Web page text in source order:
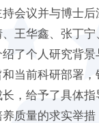
会议并与博士
王华鑫、张丁
了个人研究背
当前科研部署
，给予了具体
质量的求实举